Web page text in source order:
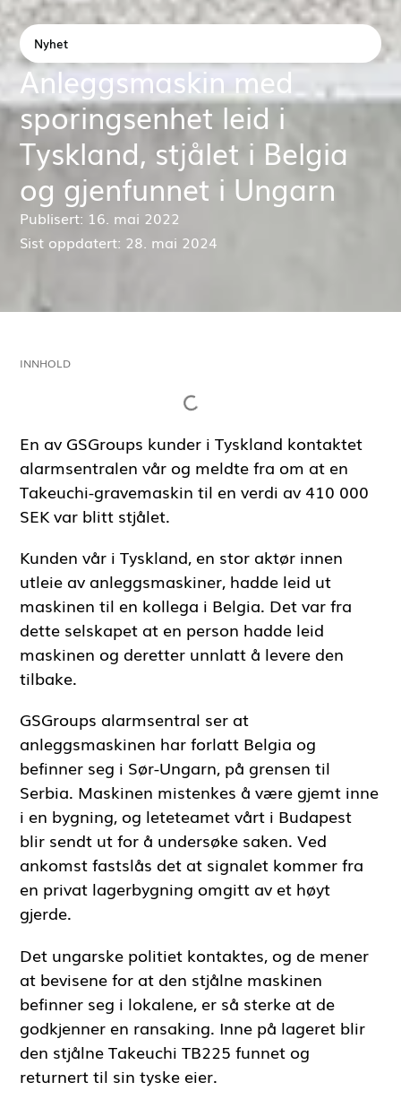
Nyhet
Anleggsmaskin med
sporingsenhet leid i
Tyskland, stjålet i Belgia
og gjenfunnet i Ungarn
Publisert: 16. mai 2022
Sist oppdatert: 28. mai 2024
INNHOLD
En av GSGroups kunder i Tyskland kontaktet
alarmsentralen vår og meldte fra om at en
Takeuchi-gravemaskin til en verdi av 410 000
SEK var blitt stjålet.
Kunden vår i Tyskland, en stor aktør innen
utleie av anleggsmaskiner, hadde leid ut
maskinen til en kollega i Belgia. Det var fra
dette selskapet at en person hadde leid
maskinen og deretter unnlatt å levere den
tilbake.
GSGroups alarmsentral ser at
anleggsmaskinen har forlatt Belgia og
befinner seg i Sør-Ungarn, på grensen til
Serbia. Maskinen mistenkes å være gjemt inne
i en bygning, og leteteamet vårt i Budapest
blir sendt ut for å undersøke saken. Ved
ankomst fastslås det at signalet kommer fra
en privat lagerbygning omgitt av et høyt
gjerde.
Det ungarske politiet kontaktes, og de mener
at bevisene for at den stjålne maskinen
befinner seg i lokalene, er så sterke at de
godkjenner en ransaking. Inne på lageret blir
den stjålne Takeuchi TB225 funnet og
returnert til sin tyske eier.